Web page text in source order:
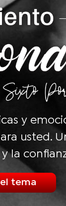
y
usted.
la
tema